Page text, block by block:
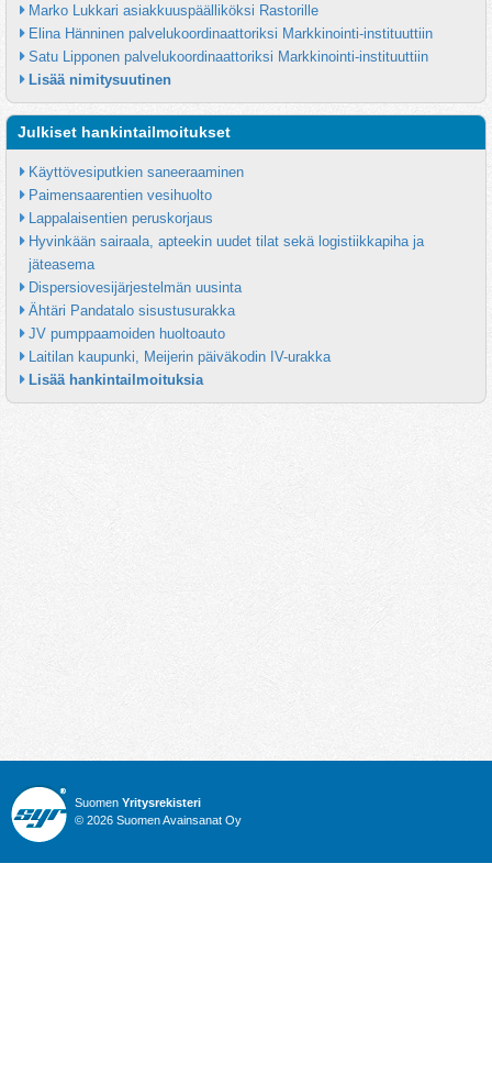
Marko Lukkari asiakkuuspäälliköksi Rastorille
Elina Hänninen palvelukoordinaattoriksi Markkinointi-instituuttiin
Satu Lipponen palvelukoordinaattoriksi Markkinointi-instituuttiin
Lisää nimitysuutinen
Julkiset hankintailmoitukset
Käyttövesiputkien saneeraaminen
Paimensaarentien vesihuolto
Lappalaisentien peruskorjaus
Hyvinkään sairaala, apteekin uudet tilat sekä logistiikkapiha ja
jäteasema
Dispersiovesijärjestelmän uusinta
Ähtäri Pandatalo sisustusurakka
JV pumppaamoiden huoltoauto
Laitilan kaupunki, Meijerin päiväkodin IV-urakka
Lisää hankintailmoituksia
Suomen Yritysrekisteri
© 2026 Suomen Avainsanat Oy